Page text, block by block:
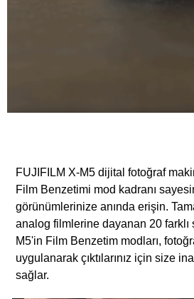
FUJIFILM X-M5 dijital fotoğraf
Film Benzetimi mod kadranı
görünümlerinize anında erişin.
analog filmlerine dayanan 20 farklı
M5'in Film Benzetim modları,
uygulanarak çıktılarınız için size
sağlar.